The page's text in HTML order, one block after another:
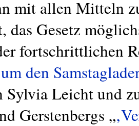
mit allen Mitteln
das Gesetz
fortschrittlichen
den
Sylvia Leicht und
Gerstenbergs „